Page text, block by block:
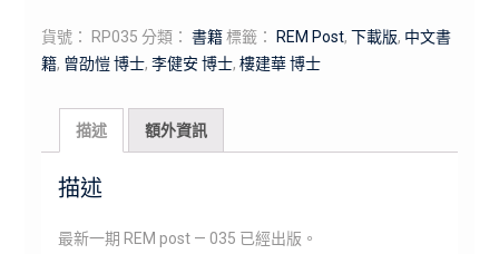
貨號： RP035 分類： 書籍 標籤： REM Post, 下載版, 中文書
籍, 曾劭愷 博士, 李健安 博士, 樓建華 博士
描述 額外資訊
描述
最新一期 REM post — 035 已經出版。